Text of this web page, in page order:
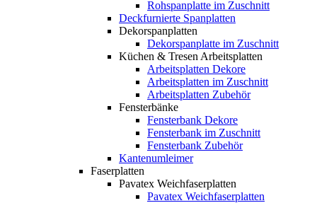
Rohspanplatte im Zuschnitt
Deckfurnierte Spanplatten
Dekorspanplatten
Dekorspanplatte im Zuschnitt
Küchen & Tresen Arbeitsplatten
Arbeitsplatten Dekore
Arbeitsplatten im Zuschnitt
Arbeitsplatten Zubehör
Fensterbänke
Fensterbank Dekore
Fensterbank im Zuschnitt
Fensterbank Zubehör
Kantenumleimer
Faserplatten
Pavatex Weichfaserplatten
Pavatex Weichfaserplatten